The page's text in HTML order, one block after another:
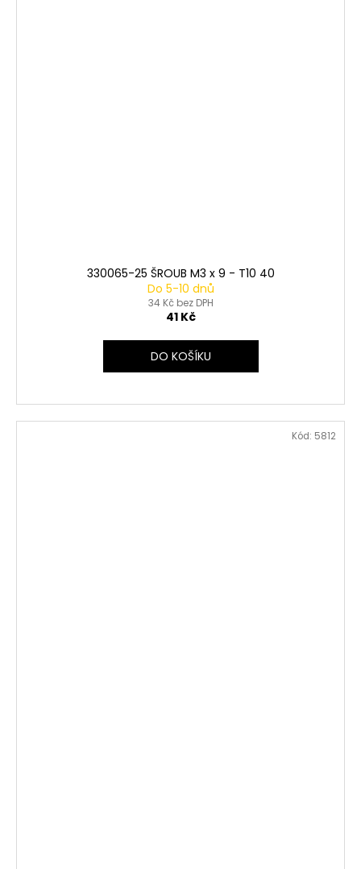
330065-25 ŠROUB M3 x 9 - T10 40
Do 5-10 dnů
34 Kč bez DPH
41 Kč
DO KOŠÍKU
Kód: 5812